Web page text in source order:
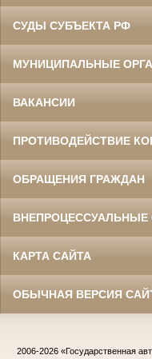
СУДЫ СУБЪЕКТА РФ
МУНИЦИПАЛЬНЫЕ
ВАКАНСИИ
ПРОТИВОДЕЙСТВИЕ
ОБРАЩЕНИЯ ГРАЖДАН
КАРТА САЙТА
ОБЫЧНАЯ ВЕРСИЯ
2006-2026 «Государственная